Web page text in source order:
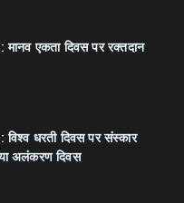
एकता दिवस पर रक्तदान
धरती दिवस पर संस्कार
अलंकरण दिवस